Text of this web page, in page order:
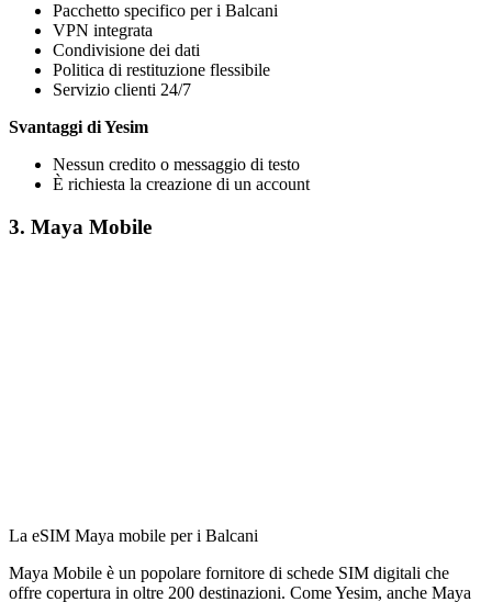
Pacchetto specifico per i Balcani
VPN integrata
Condivisione dei dati
Politica di restituzione flessibile
Servizio clienti 24/7
Svantaggi di Yesim
Nessun credito o messaggio di testo
È richiesta la creazione di un account
3. Maya Mobile
La eSIM Maya mobile per i Balcani
Maya Mobile è un popolare fornitore di schede SIM digitali che
offre copertura in oltre 200 destinazioni. Come Yesim, anche Maya